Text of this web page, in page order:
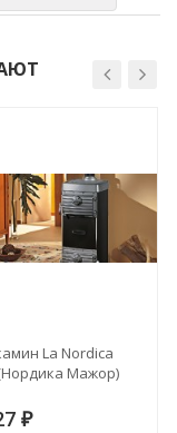
La Nordica
Мажор)
₽